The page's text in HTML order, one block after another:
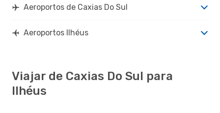
Aeroportos de Caxias Do Sul
Aeroportos Ilhéus
Viajar de Caxias Do Sul para
Ilhéus